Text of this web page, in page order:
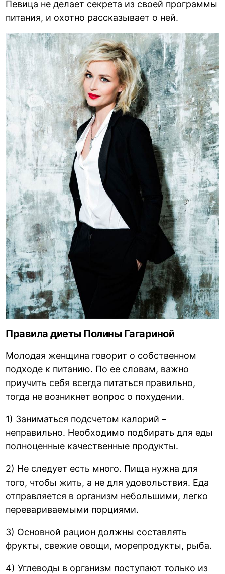
Певица не делает секрета из своей программы
питания, и охотно рассказывает о ней.
Правила диеты Полины Гагариной
Молодая женщина говорит о собственном
подходе к питанию. По ее словам, важно
приучить себя всегда питаться правильно,
тогда не возникнет вопрос о похудении.
1) Заниматься подсчетом калорий –
неправильно. Необходимо подбирать для еды
полноценные качественные продукты.
2) Не следует есть много. Пища нужна для
того, чтобы жить, а не для удовольствия. Еда
отправляется в организм небольшими, легко
перевариваемыми порциями.
3) Основной рацион должны составлять
фрукты, свежие овощи, морепродукты, рыба.
4) Углеводы в организм поступают только из